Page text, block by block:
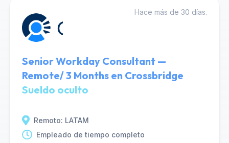
Hace más de 30 días.
Senior Workday Consultant —
Remote/ 3 Months en Crossbridge
Sueldo oculto
Remoto: LATAM
Empleado de tiempo completo